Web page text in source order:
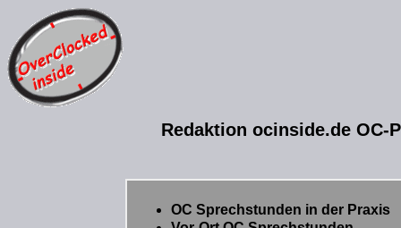
Redaktion ocinside.de OC-
OC Sprechstunden in der Praxis